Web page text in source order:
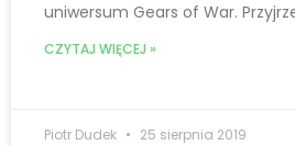
uniwersum Gears of War.
CZYTAJ WIĘCEJ »
Piotr Dudek 25 sierpnia 2019